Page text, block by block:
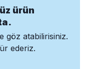
ürün
göz atabilirisiniz.
ederiz.